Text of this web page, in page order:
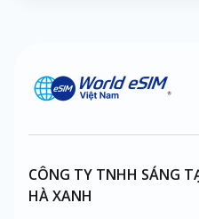
CÔNG TY TNHH SÁNG
HÀ XANH